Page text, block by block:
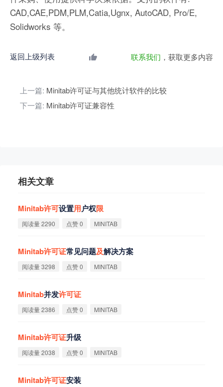
CAD,CAE,PDM,PLM,Catia,Ugnx, AutoCAD, Pro/E,
Solidworks 等。
返回上级列表 联系我们 ，获取更多内容
上一篇: Minitab许可证与其他统计软件的比较
下一篇: Minitab许可证兼容性
相关文章
Minitab许可设置用户权限
阅读量 2290 点赞 0 MINITAB
Minitab许可证常见问题及解决方案
阅读量 3298 点赞 0 MINITAB
Minitab并发许可证
阅读量 2386 点赞 0 MINITAB
Minitab许可证升级
阅读量 2038 点赞 0 MINITAB
Minitab许可证安装